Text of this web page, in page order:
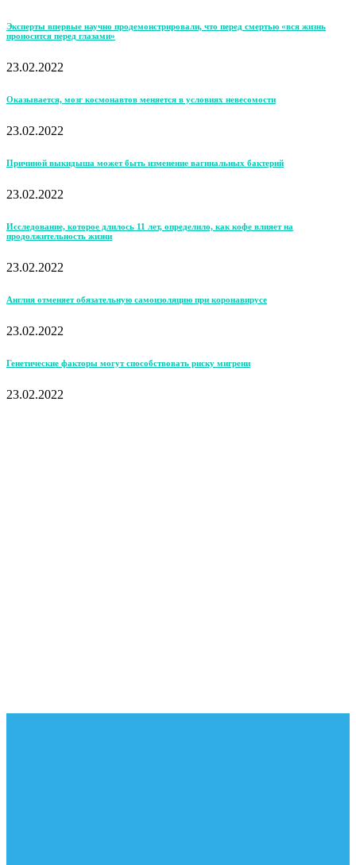
Эксперты впервые научно продемонстрировали, что перед смертью «вся жизнь
проносится перед глазами»
23.02.2022
Оказывается, мозг космонавтов меняется в условиях невесомости
23.02.2022
Причиной выкидыша может быть изменение вагинальных бактерий
23.02.2022
Исследование, которое длилось 11 лет, определило, как кофе влияет на
продолжительность жизни
23.02.2022
Англия отменяет обязательную самоизоляцию при коронавирусе
23.02.2022
Генетические факторы могут способствовать риску мигрени
23.02.2022